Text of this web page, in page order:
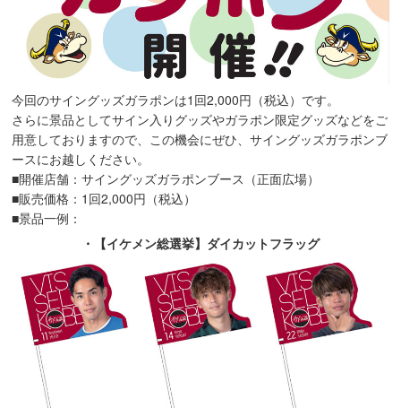
今回のサイングッズガラポンは1回2,000円（税込）です。
さらに景品としてサイン入りグッズやガラポン限定グッズなどをご
用意しておりますので、この機会にぜひ、サイングッズガラポンブ
ースにお越しください。
■開催店舗：サイングッズガラポンブース（正面広場）
■販売価格：1回2,000円（税込）
■景品一例：
・【イケメン総選挙】ダイカットフラッグ